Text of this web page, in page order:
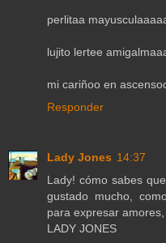
perlitaa
lujito lertee
mi cariñoo en
Responder
Lady Jones 14:37
Lady! cómo sabes
gustado mucho,
para expresar
LADY JONES